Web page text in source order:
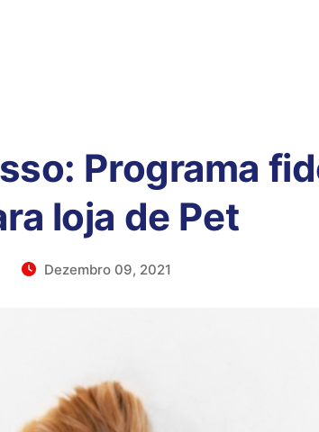
Programa
loja de Pet
Dezembro 09, 2021